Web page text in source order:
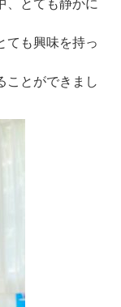
、とても静かに
ても興味を持っ
ことができまし